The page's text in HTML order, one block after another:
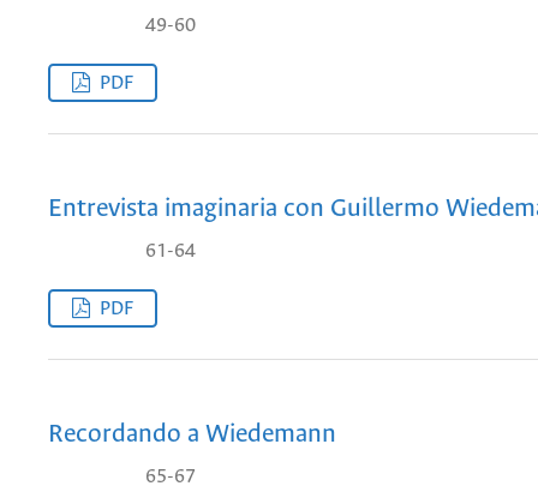
49-60
PDF
Entrevista imaginaria con Guillermo
61-64
PDF
Recordando a Wiedemann
65-67